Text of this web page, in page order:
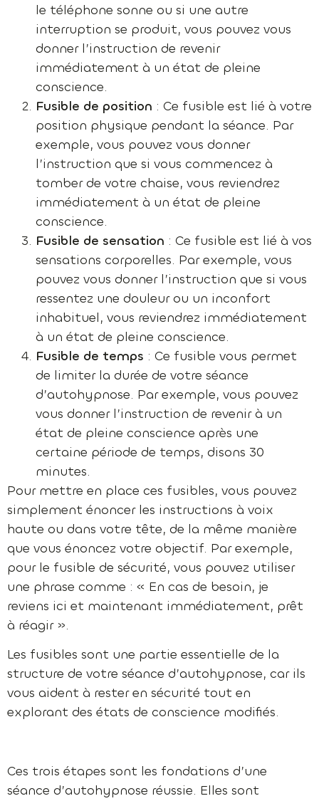
le téléphone sonne ou si une autre
interruption se produit, vous pouvez vous
donner l’instruction de revenir
immédiatement à un état de pleine
conscience.
Fusible de position : Ce fusible est lié à votre
position physique pendant la séance. Par
exemple, vous pouvez vous donner
l’instruction que si vous commencez à
tomber de votre chaise, vous reviendrez
immédiatement à un état de pleine
conscience.
Fusible de sensation : Ce fusible est lié à vos
sensations corporelles. Par exemple, vous
pouvez vous donner l’instruction que si vous
ressentez une douleur ou un inconfort
inhabituel, vous reviendrez immédiatement
à un état de pleine conscience.
Fusible de temps : Ce fusible vous permet
de limiter la durée de votre séance
d’autohypnose. Par exemple, vous pouvez
vous donner l’instruction de revenir à un
état de pleine conscience après une
certaine période de temps, disons 30
minutes.
Pour mettre en place ces fusibles, vous pouvez
simplement énoncer les instructions à voix
haute ou dans votre tête, de la même manière
que vous énoncez votre objectif. Par exemple,
pour le fusible de sécurité, vous pouvez utiliser
une phrase comme : « En cas de besoin, je
reviens ici et maintenant immédiatement, prêt
à réagir ».
Les fusibles sont une partie essentielle de la
structure de votre séance d’autohypnose, car ils
vous aident à rester en sécurité tout en
explorant des états de conscience modifiés.
Ces trois étapes sont les fondations d’une
séance d’autohypnose réussie. Elles sont